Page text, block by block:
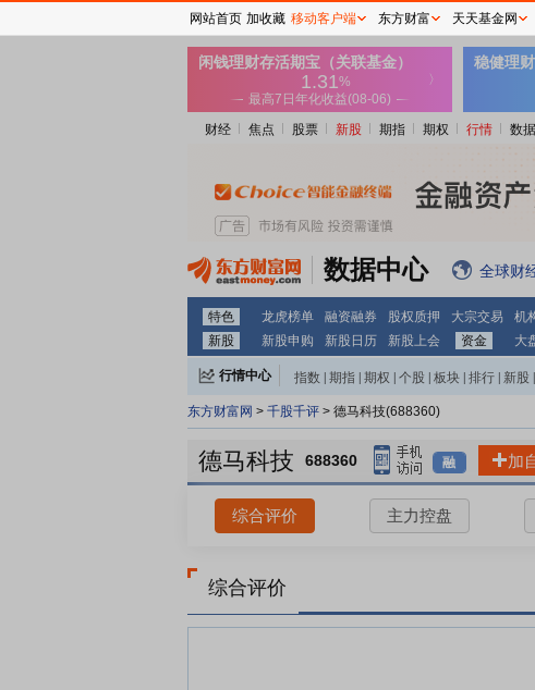
财经 焦点 股票 新股 期指 期权 行情 数据
数据中心 全球财
特色 龙虎榜单 融资融券 股权质押 大宗交易 机
新股
新股申购 新股日历 新股上会 资金 大
行情中心 指数 期指 期权 个股 板块 排行 新股
东方财富网 > 千股千评 > 德马科技(688360)
德马科技 688360 融 加
综合评价 主力控盘
综合评价
网站首页 加收藏 移动客户端 东方财富 天天基金网